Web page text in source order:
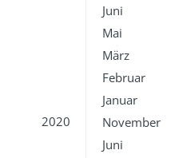
Juni
Mai
März
Februar
Januar
2020
November
Juni